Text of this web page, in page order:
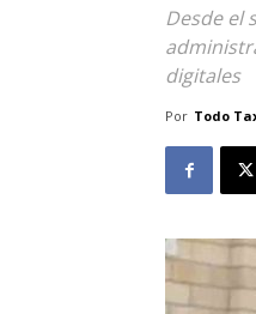
Desde el
digitales
Por Todo